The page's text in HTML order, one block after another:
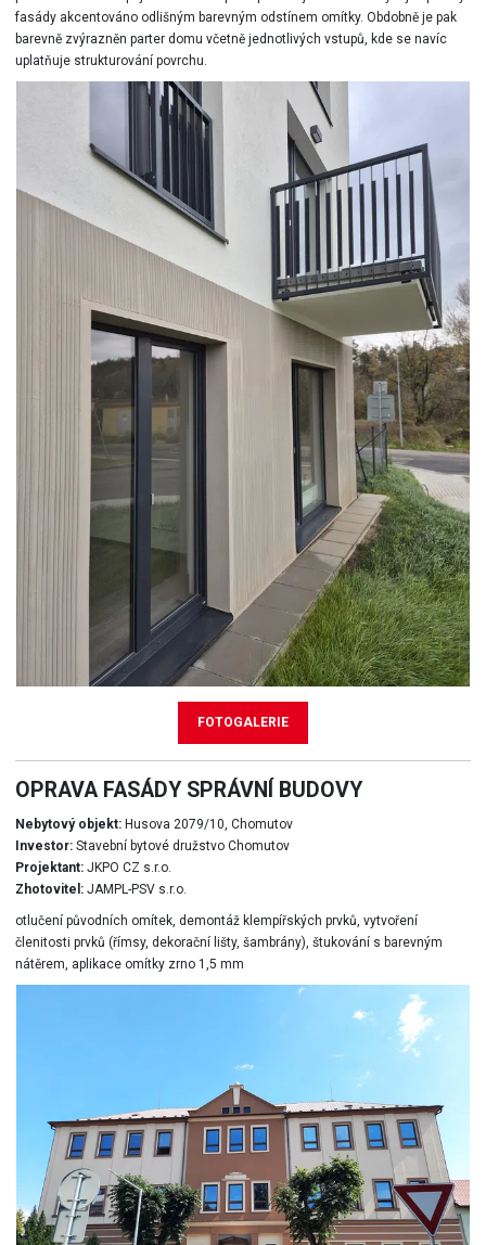
FOTOGALERIE
fasády akcentováno odlišným barevným odstínem omítky. Obdobně je pak
barevně zvýrazněn parter domu včetně jednotlivých vstupů, kde se navíc
uplatňuje strukturování povrchu.
OPRAVA FASÁDY SPRÁVNÍ BUDOVY
Nebytový objekt:Husova 2079/10, Chomutov
Investor:Stavební bytové družstvo Chomutov
Projektant:JKPO CZ s.r.o.
Zhotovitel:JAMPL-PSV s.r.o.
otlučení původních omítek, demontáž klempířských prvků, vytvoření
členitosti prvků (římsy, dekorační lišty, šambrány), štukování s barevným
nátěrem, aplikace omítky zrno 1,5 mm